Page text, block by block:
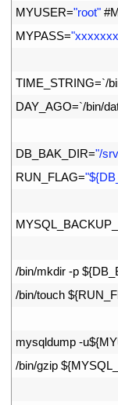
MYUSER="root"
MYPASS=
TIME_STRING=`/
DAY_AGO=`/bin/
DB_BAK_DIR="/
RUN_FLAG=
/bin/mkdir -p ${
/bin/touch ${
mysqldump -u${
/bin/gzip ${